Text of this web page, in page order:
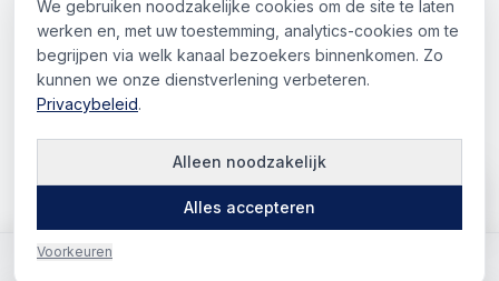
© 2026 RE-SEARCH B.V. .Alle rechten voorbehouden
PrivacyAlgemene voorwaarden Sitemap
Cookie-voorkeuren
Kaart
We gebruiken noodzakelijke cookies om de site te laten
werken en, met uw toestemming, analytics-cookies om te
begrijpen via welk kanaal bezoekers binnenkomen. Zo
kunnen we onze dienstverlening verbeteren.
Privacybeleid.
Alleen noodzakelijk
Alles accepteren
Voorkeuren